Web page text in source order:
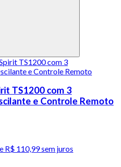
TS1200 com 3
e Controle Remoto
R$ 110,99 sem juros